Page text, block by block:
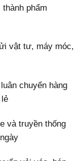
phẩm
vật tư, máy móc,
chuyển hàng
và truyền thống